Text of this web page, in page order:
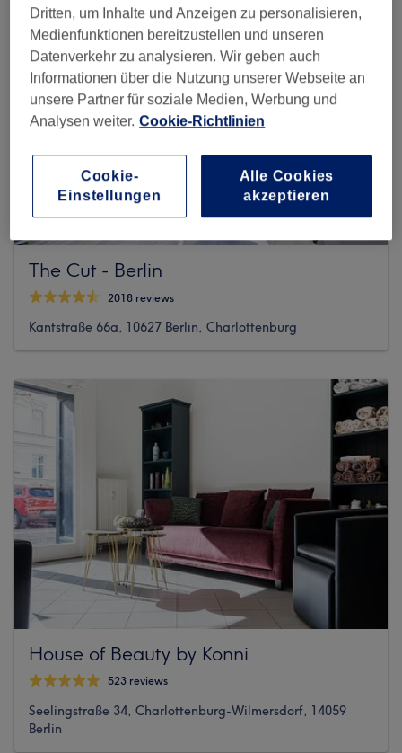
The Cut - Berlin
2018 reviews
Kantstraße 66a, 10627 Berlin, Charlottenburg
House of Beauty by Konni
523 reviews
Seelingstraße 34, Charlottenburg-Wilmersdorf, 14059
Berlin
Dritten, um Inhalte und Anzeigen zu personalisieren,
Medienfunktionen bereitzustellen und unseren
Datenverkehr zu analysieren. Wir geben auch
Informationen über die Nutzung unserer Webseite an
unsere Partner für soziale Medien, Werbung und
Analysen weiter. Cookie-Richtlinien
Cookie-
Einstellungen
Alle Cookies
akzeptieren